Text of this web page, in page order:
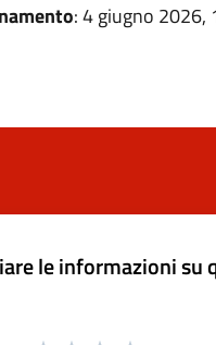
: 4 giugno 2026,
le informazioni su